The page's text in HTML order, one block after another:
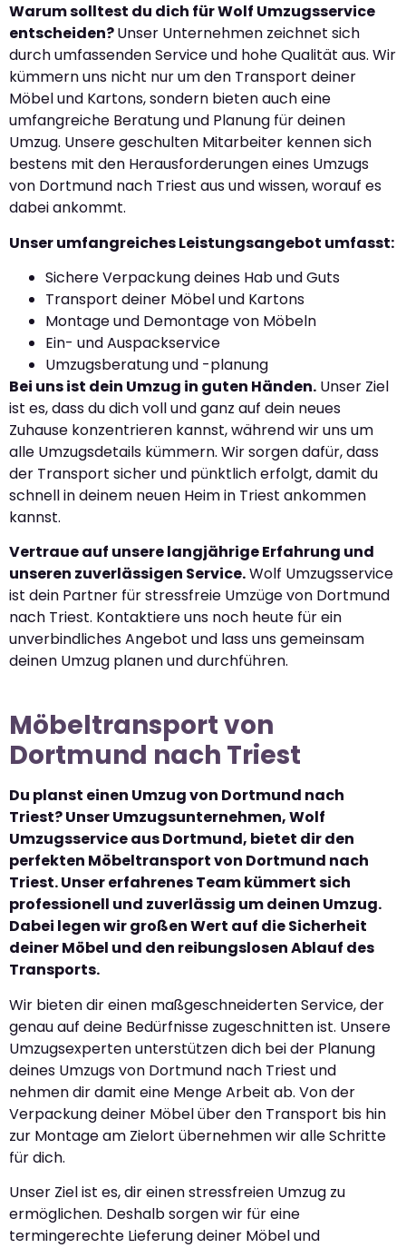
Warum solltest du dich für Wolf Umzugsservice
entscheiden?Unser Unternehmen zeichnet sich
durch umfassenden Service und hohe Qualität aus. Wir
kümmern uns nicht nur um den Transport deiner
Möbel und Kartons, sondern bieten auch eine
umfangreiche Beratung und Planung für deinen
Umzug. Unsere geschulten Mitarbeiter kennen sich
bestens mit den Herausforderungen eines Umzugs
von Dortmund nach Triest aus und wissen, worauf es
dabei ankommt.
Unser umfangreiches Leistungsangebot umfasst:
Sichere Verpackung deines Hab und Guts
Transport deiner Möbel und Kartons
Montage und Demontage von Möbeln
Ein- und Auspackservice
Umzugsberatung und -planung
Bei uns ist dein Umzug in guten Händen. Unser Ziel
ist es, dass du dich voll und ganz auf dein neues
Zuhause konzentrieren kannst, während wir uns um
alle Umzugsdetails kümmern. Wir sorgen dafür, dass
der Transport sicher und pünktlich erfolgt, damit du
schnell in deinem neuen Heim in Triest ankommen
kannst.
Vertraue auf unsere langjährige Erfahrung und
unseren zuverlässigen Service.Wolf Umzugsservice
ist dein Partner für stressfreie Umzüge von Dortmund
nach Triest. Kontaktiere uns noch heute für ein
unverbindliches Angebot und lass uns gemeinsam
deinen Umzug planen und durchführen.
Möbeltransport von
Dortmund nach Triest
Du planst einen Umzug von Dortmund nach
Triest? Unser Umzugsunternehmen, Wolf
Umzugsservice aus Dortmund, bietet dir den
perfekten Möbeltransport von Dortmund nach
Triest. Unser erfahrenes Team kümmert sich
professionell und zuverlässig um deinen Umzug.
Dabei legen wir großen Wert auf die Sicherheit
deiner Möbel und den reibungslosen Ablauf des
Transports.
Wir bieten dir einen maßgeschneiderten Service, der
genau auf deine Bedürfnisse zugeschnitten ist. Unsere
Umzugsexperten unterstützen dich bei der Planung
deines Umzugs von Dortmund nach Triest und
nehmen dir damit eine Menge Arbeit ab. Von der
Verpackung deiner Möbel über den Transport bis hin
zur Montage am Zielort übernehmen wir alle Schritte
für dich.
Unser Ziel ist es, dir einen stressfreien Umzug zu
ermöglichen. Deshalb sorgen wir für eine
termingerechte Lieferung deiner Möbel und